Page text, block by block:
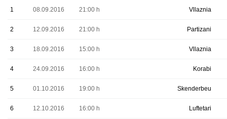
1
08.09.2016 21:00 h Vllaznia
2 12.09.2016 21:00 h Partizani
3 18.09.2016 15:00 h Vllaznia
4 24.09.2016 16:00 h Korabi
5 01.10.2016 19:00 h Skenderbeu
6 12.10.2016 16:00 h Luftetari